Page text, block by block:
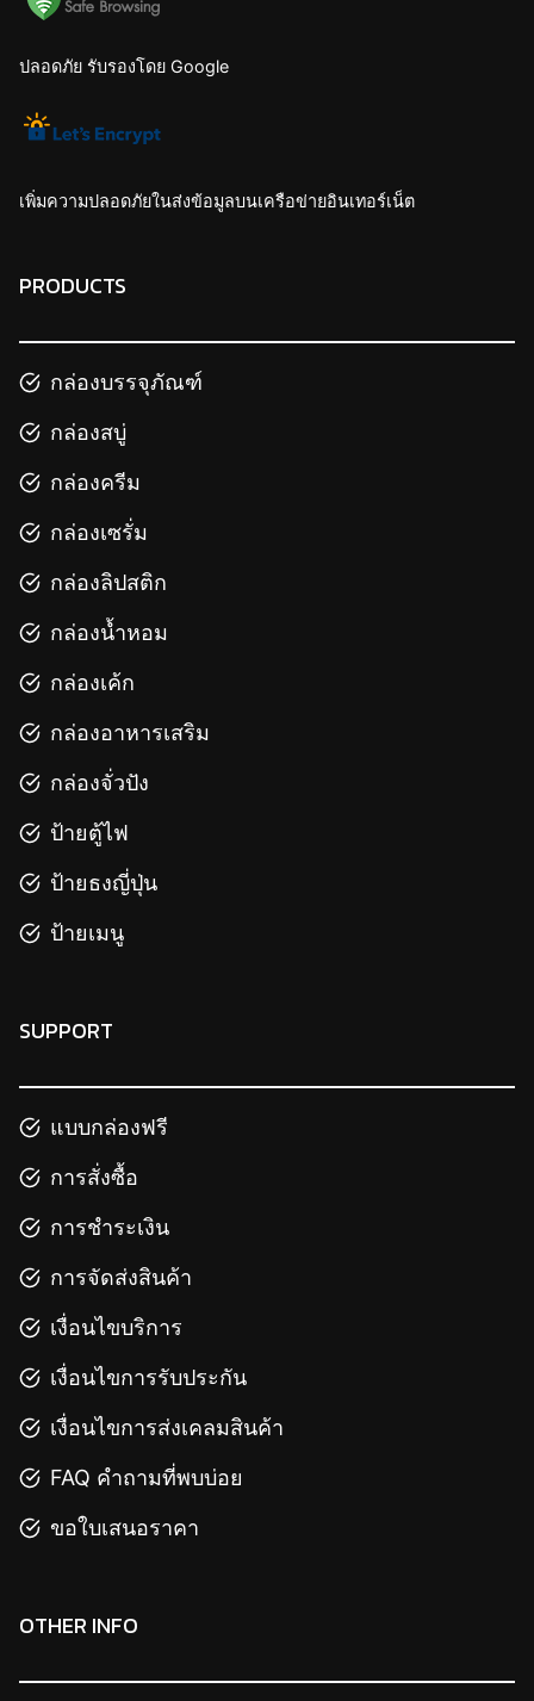
ปลอดภัย รับรองโดย Google
เพิ่มความปลอดภัยในส่งข้อมูลบนเครือข่ายอินเทอร์เน็ต
PRODUCTS
กล่องบรรจุภัณฑ์
กล่องสบู่
กล่องครีม
กล่องเซรั่ม
กล่องลิปสติก
กล่องน้ำหอม
กล่องเค้ก
กล่องอาหารเสริม
กล่องจั่วปัง
ป้ายตู้ไฟ
ป้ายธงญี่ปุ่น
ป้ายเมนู
SUPPORT
แบบกล่องฟรี
การสั่งซื้อ
การชำระเงิน
การจัดส่งสินค้า
เงื่อนไขบริการ
เงื่อนไขการรับประกัน
เงื่อนไขการส่งเคลมสินค้า
FAQ คำถามที่พบบ่อย
ขอใบเสนอราคา
OTHER INFO